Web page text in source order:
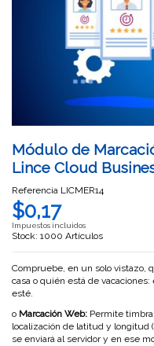
Módulo de
Lince Cloud
Referencia LICMER14
$0,17
Impuestos incluidos
Stock: 1000 Artículos
Compruebe, en un solo vistazo,
casa o quién está de
esté.
o Marcación Web: Permite
localización de latitud y longitud
se enviará al servidor y en ese